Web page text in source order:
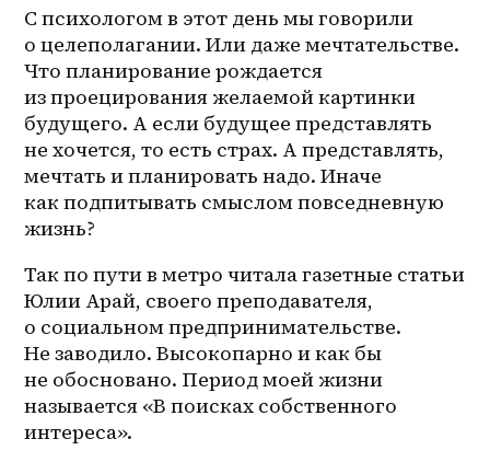
С психологом в этот день мы говорили
о целеполагании. Или даже мечтательстве.
Что планирование рождается
из проецирования желаемой картинки
будущего. А если будущее представлять
не хочется, то есть страх. А представлять,
мечтать и планировать надо. Иначе
как подпитывать смыслом повседневную
жизнь?
Так по пути в метро читала газетные статьи
Юлии Арай, своего преподавателя,
о социальном предпринимательстве.
Не заводило. Высокопарно и как бы
не обосновано. Период моей жизни
называется «В поисках собственного
интереса».